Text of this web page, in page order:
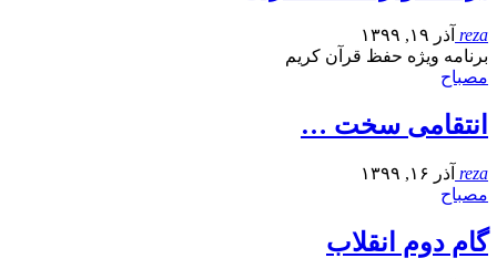
reza آذر ۱۹, ۱۳۹۹
برنامه ویژه حفظ قرآن کریم
مصباح
انتقامی سخت …
reza آذر ۱۶, ۱۳۹۹
مصباح
گام دوم انقلاب